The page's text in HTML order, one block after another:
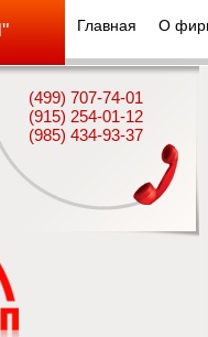
Главная О
(499) 707-74-01
(915) 254-01-12
(985) 434-93-37